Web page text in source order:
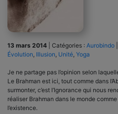
13 mars 2014 Catégories : Aurobindo
Évolution, Illusion, Unité, Yoga
Je ne partage pas l’opinion selon
Le Brahman est ici, tout comme dans
surmonter, c’est l’Ignorance qui nous
réaliser Brahman dans le monde
l’existence.